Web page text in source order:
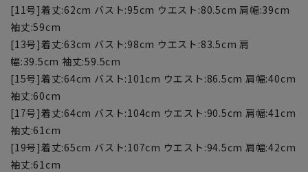
[11号]着丈:62cm バスト:95cm ウエスト:80.5cm 肩幅:39cm
袖丈:59cm
[13号]着丈:63cm バスト:98cm ウエスト:83.5cm 肩
幅:39.5cm 袖丈:59.5cm
[15号]着丈:64cm バスト:101cm ウエスト:86.5cm 肩幅:40cm
袖丈:60cm
[17号]着丈:64cm バスト:104cm ウエスト:90.5cm 肩幅:41cm
袖丈:61cm
[19号]着丈:65cm バスト:107cm ウエスト:94.5cm 肩幅:42cm
袖丈:61cm